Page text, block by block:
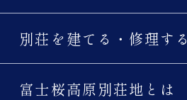
別荘を建てる・修理する
富士桜高原別荘地とは